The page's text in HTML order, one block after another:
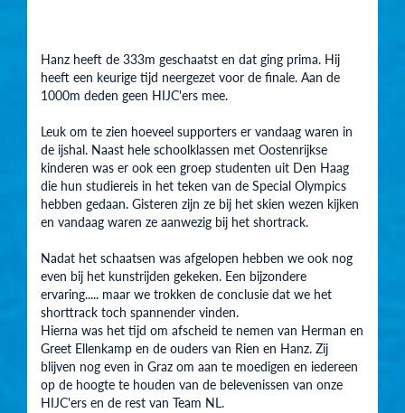
Hanz heeft de 333m geschaatst en dat ging prima. Hij
heeft een keurige tijd neergezet voor de finale. Aan de
1000m deden geen HIJC'ers mee.
Leuk om te zien hoeveel supporters er vandaag waren in
de ijshal. Naast hele schoolklassen met Oostenrijkse
kinderen was er ook een groep studenten uit Den Haag
die hun studiereis in het teken van de Special Olympics
hebben gedaan. Gisteren zijn ze bij het skien wezen kijken
en vandaag waren ze aanwezig bij het shortrack.
Nadat het schaatsen was afgelopen hebben we ook nog
even bij het kunstrijden gekeken. Een bijzondere
ervaring..... maar we trokken de conclusie dat we het
shorttrack toch spannender vinden.
Hierna was het tijd om afscheid te nemen van Herman en
Greet Ellenkamp en de ouders van Rien en Hanz. Zij
blijven nog even in Graz om aan te moedigen en iedereen
op de hoogte te houden van de belevenissen van onze
HIJC'ers en de rest van Team NL.